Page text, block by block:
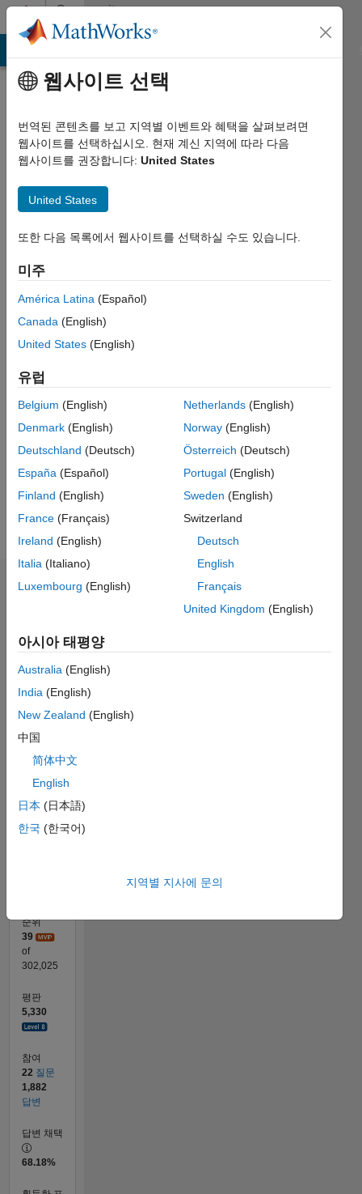
콘텐츠로 바로 가기
Community
Profile
Adam
Last
대략
활동
Followers:
Following:
Professional
Interests:
Signal
Processing,
OOP,
Matlab
GUI
programming,
Machine
보기
대시보드
All M…
C…
참여
-20
-10
0
10
20
30
50
60
70
120 100
-40
순위
39
of
302,025
평판
5,330
참여
22 질문
1,882
답변
답변 채택
68.18%
웹사이트 선택
번역된 콘텐츠를 보고 지역별 이벤트와 혜택을 살펴보려면
웹사이트를 선택하십시오. 현재 계신 지역에 따라 다음
웹사이트를 권장합니다: United States
United States
또한 다음 목록에서 웹사이트를 선택하실 수도 있습니다.
미주
América Latina (Español)
Canada (English)
United States (English)
유럽
Belgium (English)
Denmark (English)
Deutschland (Deutsch)
España (Español)
Finland (English)
France (Français)
Ireland (English)
Italia (Italiano)
Luxembourg (English)
Netherlands(English)
Norway(English)
Österreich (Deutsch)
Portugal(English)
Sweden (English)
Switzerland
Deutsch
English
Français
United Kingdom (English)
아시아 태평양
Australia (English)
India (English)
New Zealand (English)
中国
简体中文
English
日本 (日本語)
한국 (한국어)
지역별 지사에 문의